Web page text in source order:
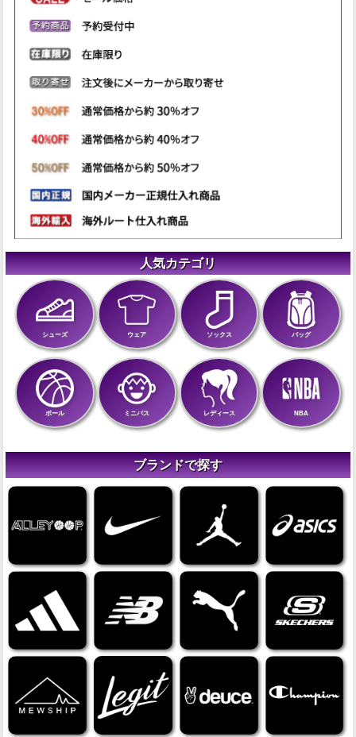
人気カテゴリ
シューズ ウェア ソックス バッグ
ボール ミニバス レディース NBA
ブランドで探す